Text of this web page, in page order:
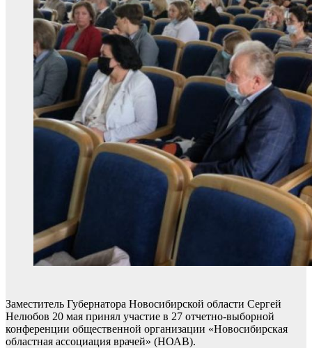
Заместитель Губернатора Новосибирской области Сергей
Нелюбов 20 мая принял участие в 27 отчетно-выборной
конференции общественной организации «Новосибирская
областная ассоциация врачей» (НОАВ).